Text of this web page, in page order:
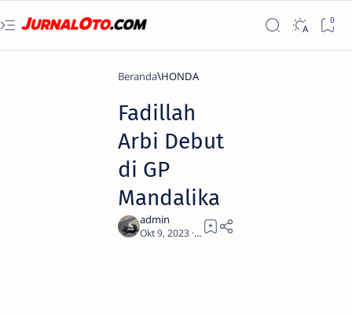
Beranda HONDA
Fadillah
Arbi Debut
di GP
Mandalika
2